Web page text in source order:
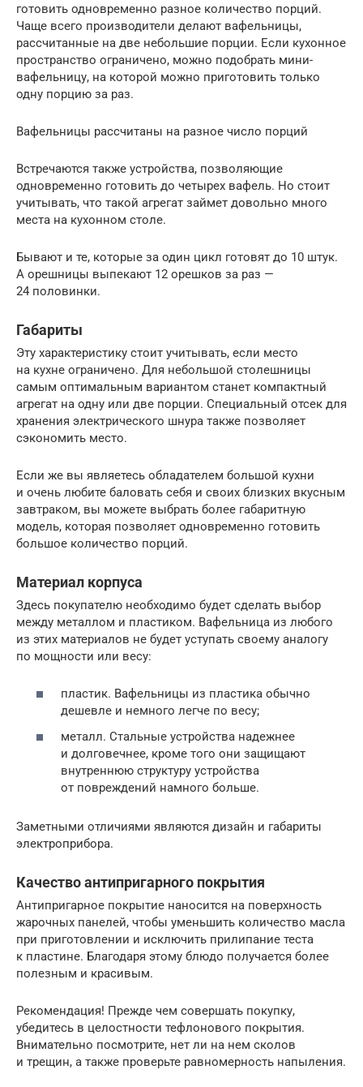
готовить одновременно разное количество порций.
Чаще всего производители делают вафельницы,
рассчитанные на две небольшие порции. Если кухонное
пространство ограничено, можно подобрать мини-
вафельницу, на которой можно приготовить только
одну порцию за раз.
Вафельницы рассчитаны на разное число порций
Встречаются также устройства, позволяющие
одновременно готовить до четырех вафель. Но стоит
учитывать, что такой агрегат займет довольно много
места на кухонном столе.
Бывают и те, которые за один цикл готовят до 10 штук.
А орешницы выпекают 12 орешков за раз —
24 половинки.
Габариты
Эту характеристику стоит учитывать, если место
на кухне ограничено. Для небольшой столешницы
самым оптимальным вариантом станет компактный
агрегат на одну или две порции. Специальный отсек для
хранения электрического шнура также позволяет
сэкономить место.
Если же вы являетесь обладателем большой кухни
и очень любите баловать себя и своих близких вкусным
завтраком, вы можете выбрать более габаритную
модель, которая позволяет одновременно готовить
большое количество порций.
Материал корпуса
Здесь покупателю необходимо будет сделать выбор
между металлом и пластиком. Вафельница из любого
из этих материалов не будет уступать своему аналогу
по мощности или весу:
пластик. Вафельницы из пластика обычно
дешевле и немного легче по весу;
металл. Стальные устройства надежнее
и долговечнее, кроме того они защищают
внутреннюю структуру устройства
от повреждений намного больше.
Заметными отличиями являются дизайн и габариты
электроприбора.
Качество антипригарного покрытия
Антипригарное покрытие наносится на поверхность
жарочных панелей, чтобы уменьшить количество масла
при приготовлении и исключить прилипание теста
к пластине. Благодаря этому блюдо получается более
полезным и красивым.
Рекомендация! Прежде чем совершать покупку,
убедитесь в целостности тефлонового покрытия.
Внимательно посмотрите, нет ли на нем сколов
и трещин, а также проверьте равномерность напыления.